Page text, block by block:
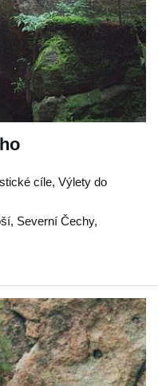
cíle, Výlety do
, Severní Čechy,